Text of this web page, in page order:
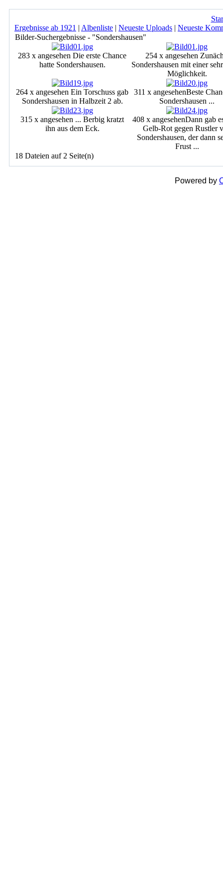
Ergebnisse ab 1921 | Albenliste | Neueste Uploads | Neueste
Bilder-Suchergebnisse - "Sondershausen"
283 x angesehen Die erste Chance
hatte Sondershausen.
254 x angesehen
Sondershausen mit einer
Möglichkeit.
264 x angesehen Ein Torschuss gab
Sondershausen in Halbzeit 2 ab.
311 x angesehenBeste
Sondershausen ...
315 x angesehen ... Berbig kratzt
ihn aus dem Eck.
408 x angesehenDann gab
Gelb-Rot gegen Rustler
Sondershausen, der dann
Frust ...
18 Dateien auf 2 Seite(n)
Powered by